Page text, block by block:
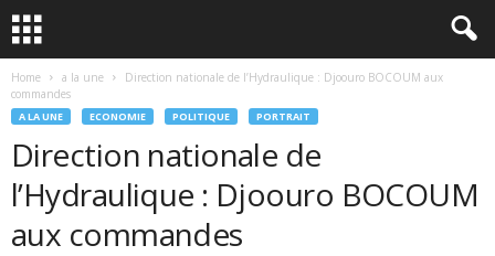
Home a la une
Direction nationale de l’Hydraulique : Djoouro BOCOUM aux
commandes
A LA UNE ECONOMIE POLITIQUE PORTRAIT
Direction nationale de
l’Hydraulique : Djoouro BOCOUM
aux commandes